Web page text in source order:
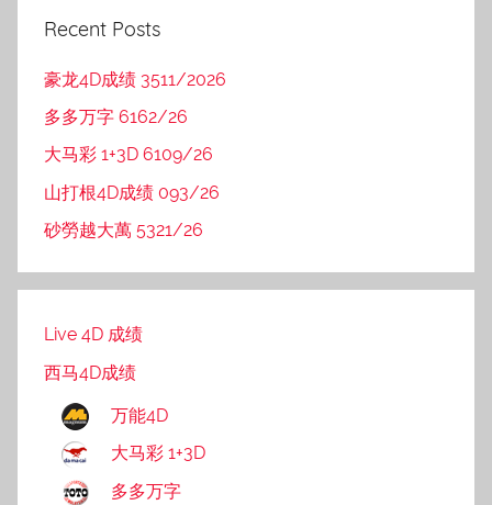
Recent Posts
豪龙4D成绩 3511/2026
多多万字 6162/26
大马彩 1+3D 6109/26
山打根4D成绩 093/26
砂勞越大萬 5321/26
Live 4D 成绩
西马4D成绩
万能4D
大马彩 1+3D
多多万字